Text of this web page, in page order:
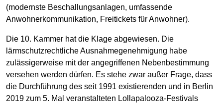
(modernste Beschallungsanlagen, umfassende
Anwohnerkommunikation, Freitickets für Anwohner).
Die 10. Kammer hat die Klage abgewiesen. Die
lärmschutzrechtliche Ausnahmegenehmigung habe
zulässigerweise mit der angegriffenen Nebenbestimmung
versehen werden dürfen. Es stehe zwar außer Frage, dass
die Durchführung des seit 1991 existierenden und in Berlin
2019 zum 5. Mal veranstalteten Lollapalooza-Festivals